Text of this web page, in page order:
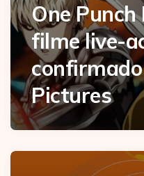
One
filme live-
Pictures